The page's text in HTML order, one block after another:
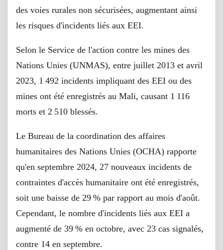
des voies rurales non sécurisées, augmentant ainsi
les risques d'incidents liés aux EEI.
Selon le Service de l'action contre les mines des
Nations Unies (UNMAS), entre juillet 2013 et avril
2023, 1 492 incidents impliquant des EEI ou des
mines ont été enregistrés au Mali, causant 1 116
morts et 2 510 blessés.
Le Bureau de la coordination des affaires
humanitaires des Nations Unies (OCHA) rapporte
qu'en septembre 2024, 27 nouveaux incidents de
contraintes d'accès humanitaire ont été enregistrés,
soit une baisse de 29 % par rapport au mois d'août.
Cependant, le nombre d'incidents liés aux EEI a
augmenté de 39 % en octobre, avec 23 cas signalés,
contre 14 en septembre.